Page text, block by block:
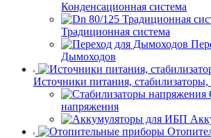
Конденсационная система
Традиционная система
Дымоходов
Источники питания,
напряжения